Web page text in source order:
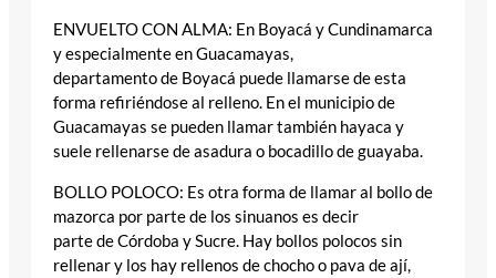
ENVUELTO CON ALMA: En Boyacá y Cundinamarca
y especialmente en Guacamayas,
departamento de Boyacá puede llamarse de esta
forma refiriéndose al relleno. En el municipio de
Guacamayas se pueden llamar también hayaca y
suele rellenarse de asadura o bocadillo de guayaba.
BOLLO POLOCO: Es otra forma de llamar al bollo de
mazorca por parte de los sinuanos es decir
parte de Córdoba y Sucre. Hay bollos polocos sin
rellenar y los hay rellenos de chocho o pava de ají,